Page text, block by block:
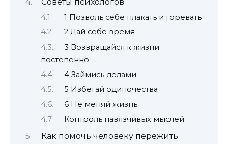
Советы психологов
1 Позволь себе плакать и горевать
2 Дай себе время
3 Возвращайся к жизни
постепенно
4 Займись делами
5 Избегай одиночества
6 Не меняй жизнь
Контроль навязчивых мыслей
Как помочь человеку пережить